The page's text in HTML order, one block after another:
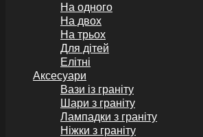
На одного
На двох
На трьох
Для дітей
Елітні
Аксесуари
Вази із граніту
Шари з граніту
Лампадки з граніту
Ніжки з граніту